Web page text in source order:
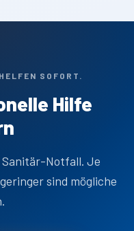
SOFORT.
Hilfe
Sanitär-Notfall. Je
sind mögliche